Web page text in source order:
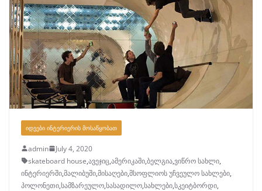
ᲘᲓᲔᲔᲑᲘ ᲘᲜᲢᲔᲠᲘᲔᲠᲘᲡ ᲛᲝᲡᲐᲬᲧᲝᲑᲐᲗ
admin
July 4, 2020
skateboard house,ავეჯიც,ამერიკაში,ბელგია,ვიწრო სახლი,
ინტერიერში,მალიბუში,მისაღები,მსოფლიოს უჩვეულო სახლები,
პოლონეთი,სამზარეულო,სასადილო,სახლები,სკეიტბორდი,